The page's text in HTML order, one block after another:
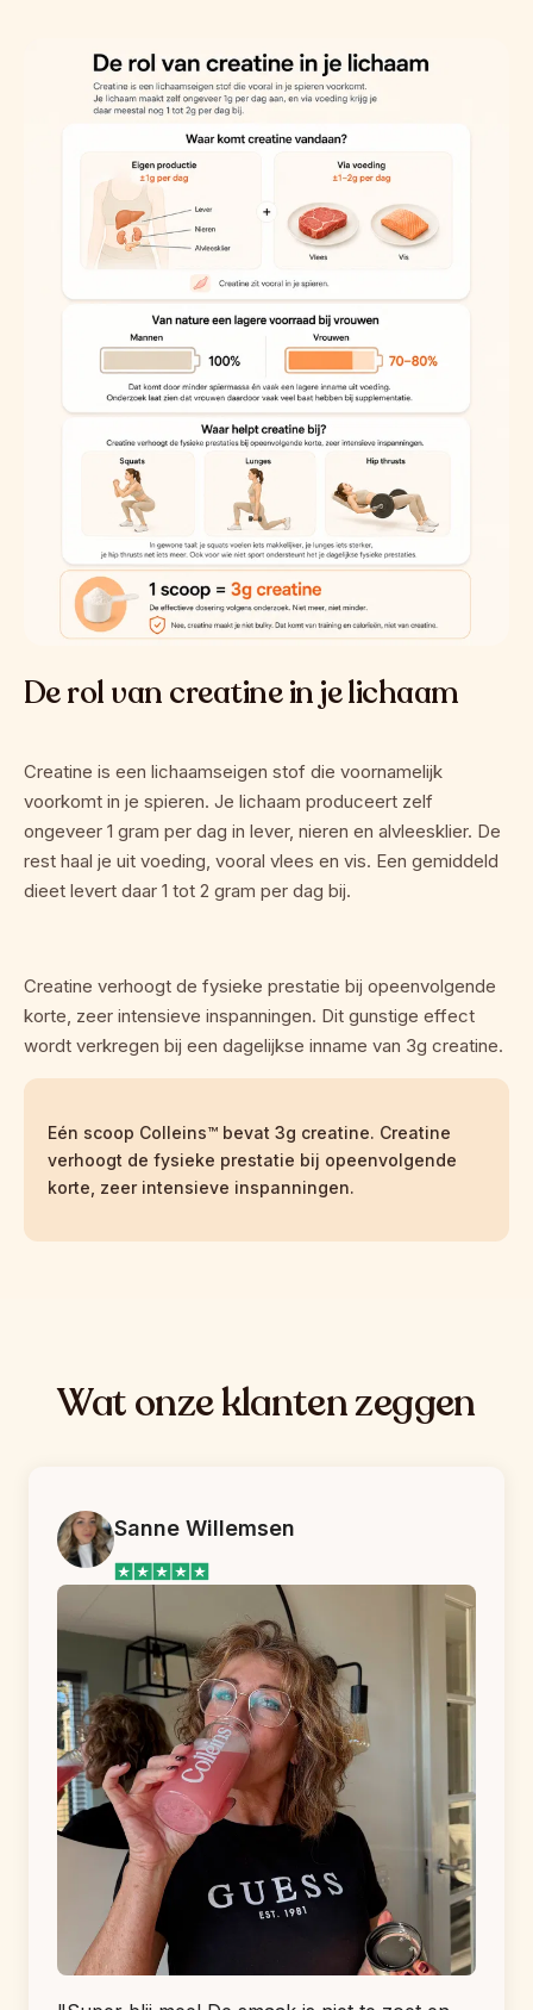
De rol van creatine in je lichaam
Creatine is een lichaamseigen stof die voornamelijk
voorkomt in je spieren. Je lichaam produceert zelf
ongeveer 1 gram per dag in lever, nieren en alvleesklier. De
rest haal je uit voeding, vooral vlees en vis. Een gemiddeld
dieet levert daar 1 tot 2 gram per dag bij.
Creatine verhoogt de fysieke prestatie bij opeenvolgende
korte, zeer intensieve inspanningen. Dit gunstige effect
wordt verkregen bij een dagelijkse inname van 3g creatine.
Eén scoop Colleins™ bevat 3g creatine. Creatine
verhoogt de fysieke prestatie bij opeenvolgende
korte, zeer intensieve inspanningen.
Wat onze klanten zeggen
Sanne Willemsen